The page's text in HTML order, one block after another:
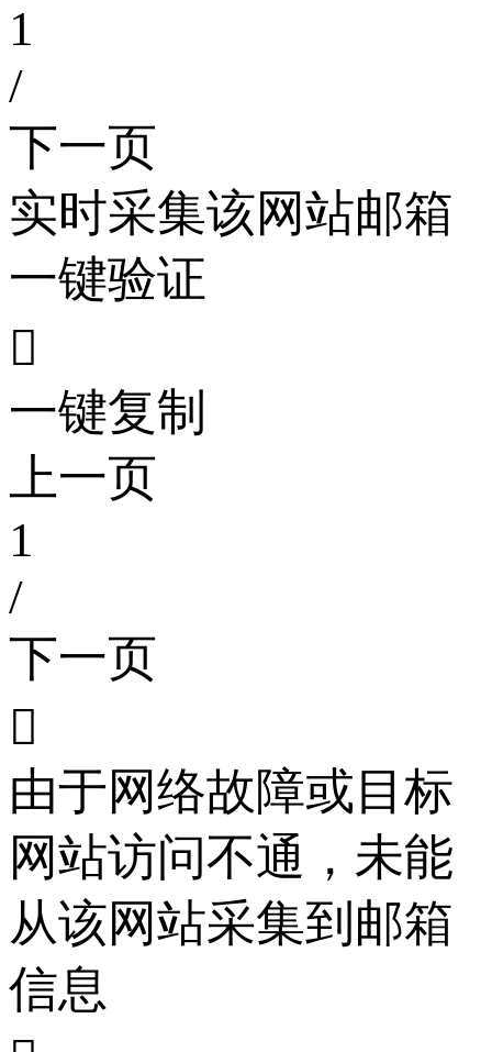
1
/
下一页
实时采集该网站邮箱
一键验证

一键复制
上一页
1
/
下一页

由于网络故障或目标
网站访问不通，未能
从该网站采集到邮箱
信息